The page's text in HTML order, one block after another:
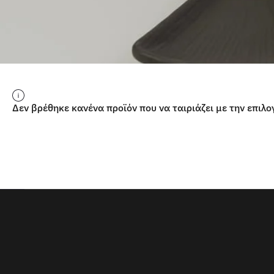
Δεν βρέθηκε κανένα προϊόν που να ταιριάζει με την